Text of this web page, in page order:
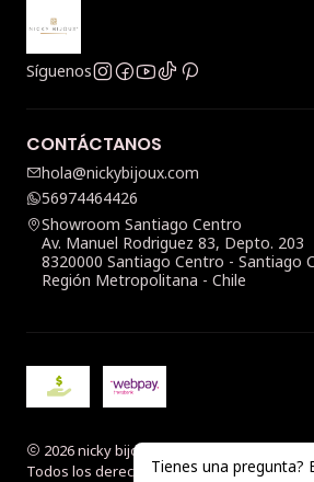
Síguenos
CONTÁCTANOS
hola@nickybijoux.com
56974464426
Showroom Santiago Centro
Av. Manuel Rodriguez 83, Depto. 203
8320000 Santiago Centro - Santiago
Región Metropolitana - Chile
2026 nicky bijoux.
Todos los derechos reservados.
Tienes una pregunta?